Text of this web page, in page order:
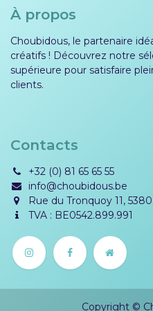
À propos
Choubidous, le partenaire
créatifs ! Découvrez notre
supérieure pour satisfaire
clients.
Contacts
+32 (0) 81 65 65 55
info@choubidous.be
Rue du Tronquoy 11,
TVA : BE0542.899.991
Copyright ©